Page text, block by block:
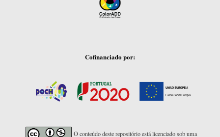
Cofinanciado por:
O conteúdo deste repositório está licenciado sob uma